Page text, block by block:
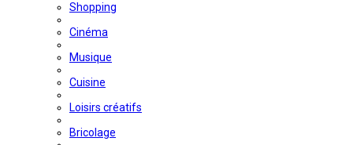
Shopping
Cinéma
Musique
Cuisine
Loisirs créatifs
Bricolage